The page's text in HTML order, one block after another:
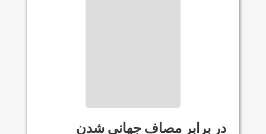
در برابر مصاف جهانی شدن